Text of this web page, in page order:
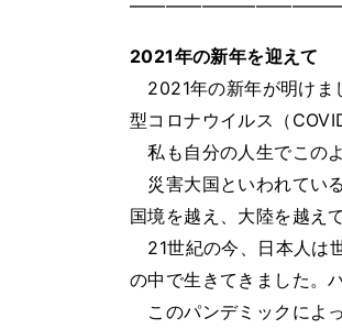
2021年の新年を迎えて
2021年の新年が明けま
型コロナウイルス（
私も自分の人生でこの
災害大国といわれてい
国境を越え、大陸を越え
21世紀の今、日本人は
の中で生きてきました。
このパンデミックによ